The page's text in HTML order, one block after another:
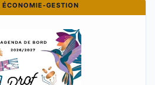
ÉCONOMIE-GESTION